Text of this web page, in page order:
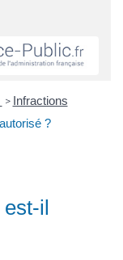
> Infractions
?
il